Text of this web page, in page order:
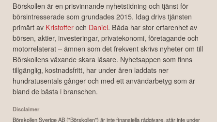
Börskollen är en prisvinnande nyhetstidning och tjänst för
börsintresserade som grundades 2015. Idag drivs tjänsten
primärt av Kristofferoch Daniel. Båda har stor erfarenhet av
börsen, aktier, investeringar, privatekonomi, företagande och
motorrelaterat – ämnen som det frekvent skrivs nyheter om till
Börskollens växande skara läsare. Nyhetsappen som finns
tillgänglig, kostnadsfritt, har under åren laddats ner
hundratusentals gånger och med ett användarbetyg som är
bland de bästa i branschen.
Disclaimer
Börskollen Sverige AB ("Börskollen") är inte finansiella rådgivare, står inte under